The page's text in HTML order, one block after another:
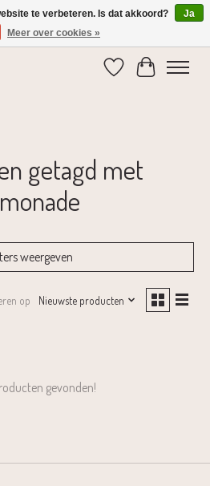
vanaf € 75,-
Verlanglijst
getagd met
weergeven
op Nieuwste producten
gevonden!
te verbeteren. Is dat akkoord?
Ja
Meer over cookies »